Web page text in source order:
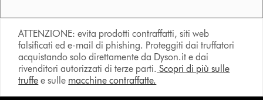
ATTENZIONE: evita prodotti contraffatti, siti web
falsificati ed e-mail di phishing. Proteggiti dai truffatori
acquistando solo direttamente da Dyson.it e dai
rivenditori autorizzati di terze parti. Scopri di più sulle
truffe e sulle macchine contraffatte.